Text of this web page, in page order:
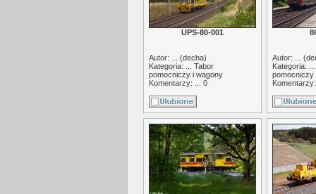
UPS-80-001
Autor: ... (decha)
Kategoria: ... Tabor
pomocniczy i wagony
Komentarzy: ... 0
Autor: ... (
Kategoria:
pomocniczy